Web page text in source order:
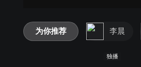
为你推荐 李晨
独播